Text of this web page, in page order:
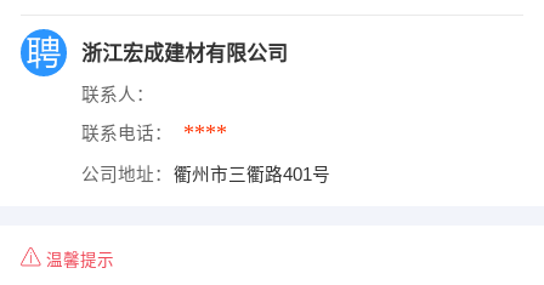
浙江宏成建材有限公司
联系人：
联系电话： ****
公司地址： 衢州市三衢路401号
温馨提示